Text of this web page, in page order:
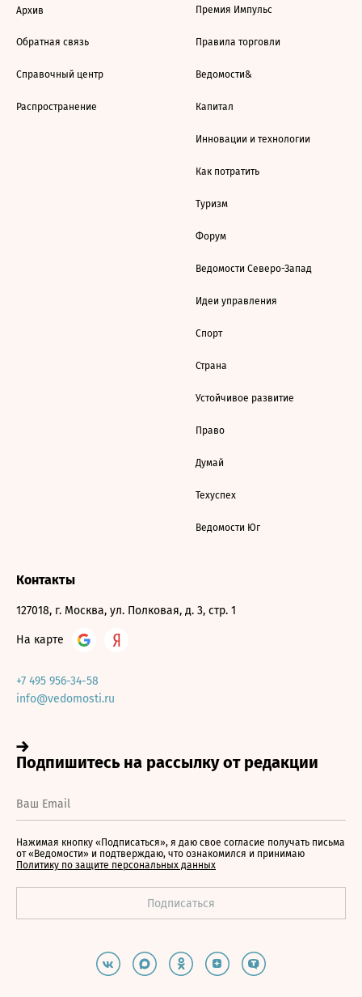
Архив
Обратная связь
Справочный центр
Распространение
Премия Импульс
Правила торговли
Ведомости&
Капитал
Инновации и технологии
Как потратить
Туризм
Форум
Ведомости Северо-Запад
Идеи управления
Спорт
Страна
Устойчивое развитие
Право
Думай
Техуспех
Ведомости Юг
Контакты
127018, г. Москва, ул. Полковая, д. 3, стр. 1
На карте
+7 495 956-34-58
info@vedomosti.ru
Нажимая кнопку «Подписаться», я даю свое согласие получать письма
от «Ведомости» и подтверждаю, что ознакомился и принимаю
Политику по защите персональных данных